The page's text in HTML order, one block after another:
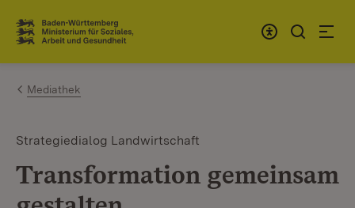
Zum Inhalt springen
Link zur Startseite
Mediathek
Strategiedialog Landwirtschaft
Transformation gemeinsam